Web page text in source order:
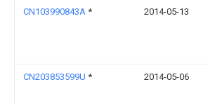
CN103990843A * 2014-05-13
CN203853599U * 2014-05-06